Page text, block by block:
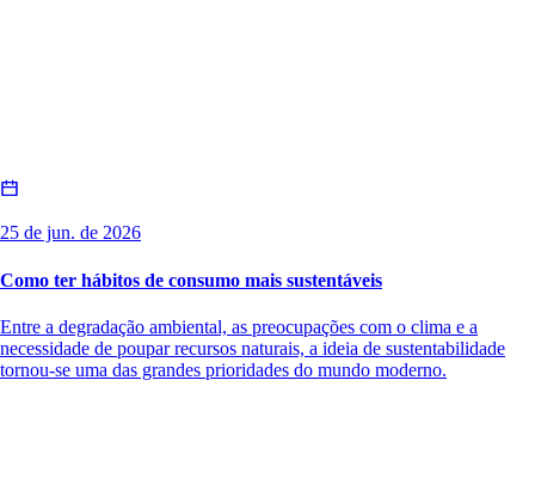
25 de jun. de 2026
Como ter hábitos de consumo mais sustentáveis
Entre a degradação ambiental, as preocupações com o clima e a
necessidade de poupar recursos naturais, a ideia de sustentabilidade
tornou-se uma das grandes prioridades do mundo moderno.